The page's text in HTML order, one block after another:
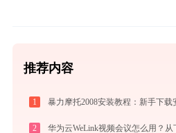
推荐内容
1 暴力摩托2008安装教程：新手下载
2